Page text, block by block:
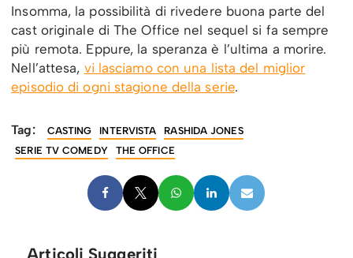
Insomma, la possibilità di rivedere buona parte del
cast originale di The Office nel sequel si fa sempre
più remota. Eppure, la speranza è l’ultima a morire.
Nell’attesa, vi lasciamo con una lista del miglior
episodio di ogni stagione della serie.
Tag: CASTING INTERVISTA
RASHIDA JONES
SERIE TV COMEDY
THE OFFICE
Articoli Suggeriti